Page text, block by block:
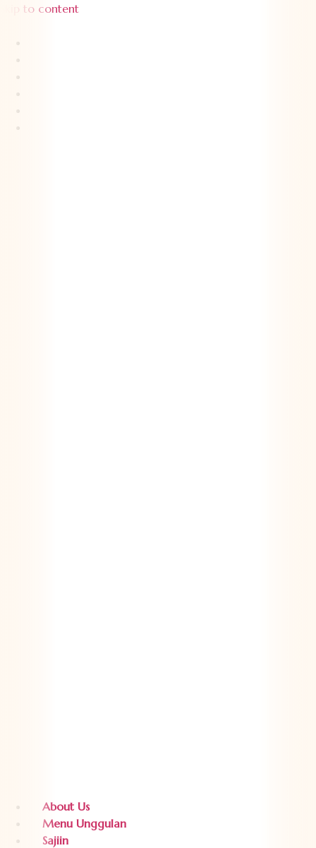
Skip to content
About Us
Menu Unggulan
Sajiin